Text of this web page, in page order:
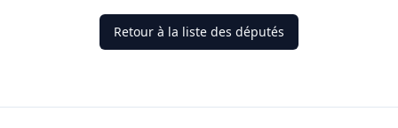
Retour à la liste des députés